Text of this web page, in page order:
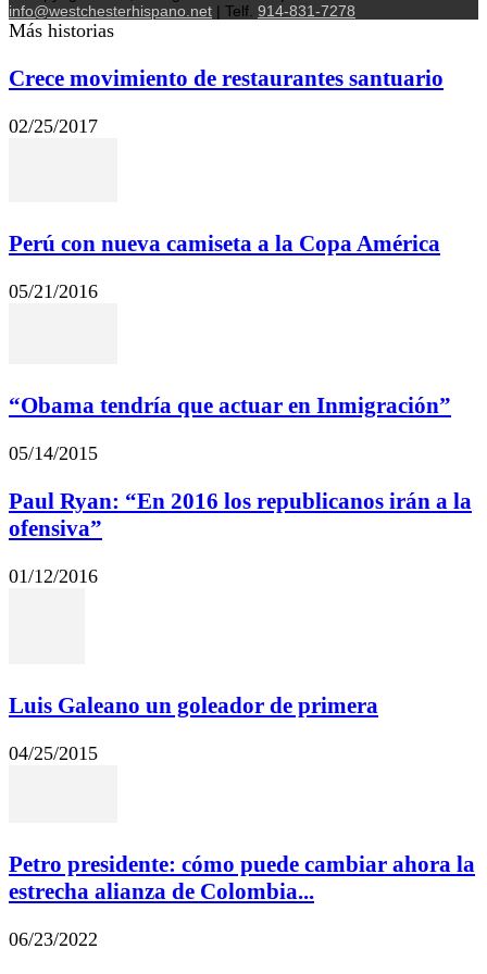
info@westchesterhispano.net | Telf. 914-831-7278
Más historias
Crece movimiento de restaurantes santuario
02/25/2017
Perú con nueva camiseta a la Copa América
05/21/2016
“Obama tendría que actuar en Inmigración”
05/14/2015
Paul Ryan: “En 2016 los republicanos irán a la
ofensiva”
01/12/2016
Luis Galeano un goleador de primera
04/25/2015
Petro presidente: cómo puede cambiar ahora la
estrecha alianza de Colombia...
06/23/2022